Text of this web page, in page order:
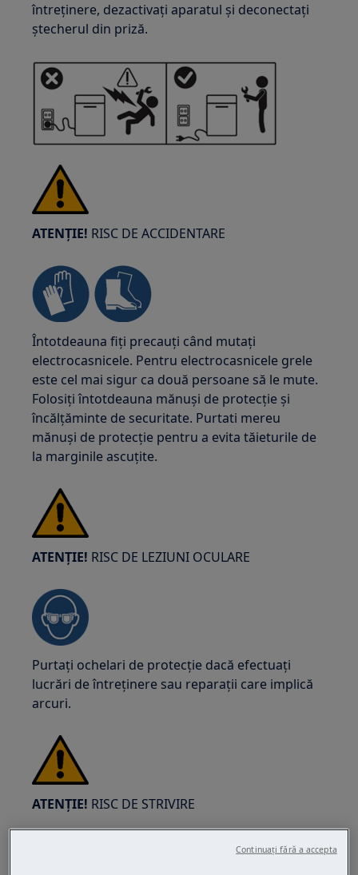
întreținere, dezactivați aparatul și deconectați
ștecherul din priză.
ATENȚIE! RISC DE ACCIDENTARE
Întotdeauna fiți precauți când mutați
electrocasnicele. Pentru electrocasnicele grele
este cel mai sigur ca două persoane să le mute.
Folosiți întotdeauna mănuși de protecție și
încălțăminte de securitate. Purtati mereu
mănuși de protecție pentru a evita tăieturile de
la marginile ascuțite.
ATENȚIE! RISC DE LEZIUNI OCULARE
Purtați ochelari de protecție dacă efectuați
lucrări de întreținere sau reparații care implică
arcuri.
ATENȚIE! RISC DE STRIVIRE
Continuați fără a accepta